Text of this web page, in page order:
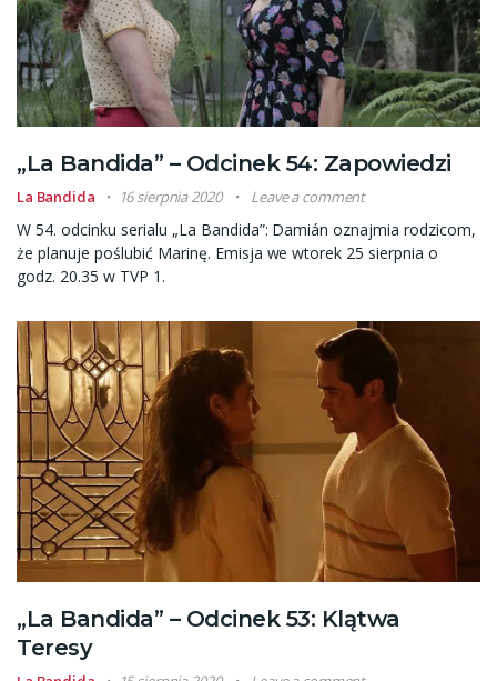
„La Bandida” – Odcinek 54: Zapowiedzi
La Bandida 16 sierpnia 2020 Leave a comment
W 54. odcinku serialu „La Bandida”: Damián oznajmia rodzicom,
że planuje poślubić Marinę. Emisja we wtorek 25 sierpnia o
godz. 20.35 w TVP 1.
„La Bandida” – Odcinek 53: Klątwa
Teresy